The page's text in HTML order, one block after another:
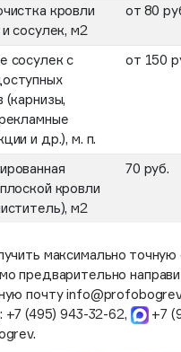
кровли
сосулек, м2
от 80
сосулек с
(карнизы,
и др.), м. п.
от 150
кровли
м2
70 руб.
максимально точную
предварительно
почту
+7 (495) 943-32-62, +7
.